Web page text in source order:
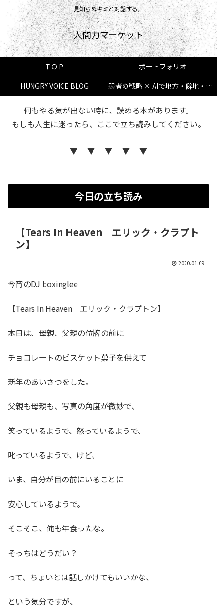
見知らぬキミと対話する。
人間力マーケット
ＴＯＰ
ポートフォリオ
HUNGRY VOICE BLOG
弱者の戦略 × AIで地方・僻地・新規でも逆転する方法
何もやる気が出ない時に、読める本があります。
もしも人生に迷ったら、ここで立ち読みしてください。
▼ ▼ ▼ ▼ ▼
今日の立ち読み
【Tears In Heaven エリック・クラプト
ン】
2020.01.09
今宵のDJ boxinglee
【Tears In Heaven エリック・クラプトン】
本日は、母親、父親の位牌の前に
チョコレートのビスケット菓子を供えて
新年のあいさつをした。
父親も母親も、写真の角度が微妙で、
笑っているようで、怒っているようで、
叱っているようで、けど、
いま、自分が目の前にいることに
安心しているようで。
そこそこ、俺も年食ったな。
そっちはどうだい？
って、ちょいとは話しかけてもいいかな、
という気分ですが、